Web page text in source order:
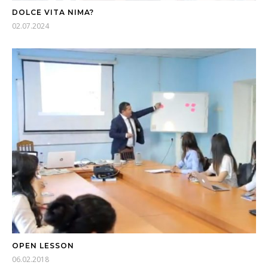
DOLCE VITA NIMA?
02.07.2024
OPEN LESSON
06.02.2018